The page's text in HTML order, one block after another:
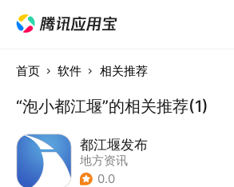
首页 软件 相关推荐
“泡小都江堰”的相关推荐(1)
都江堰发布
地方资讯
0.0